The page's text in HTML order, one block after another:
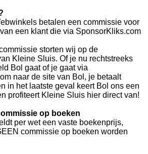
betalen een commissie voor
een klant die via SponsorKliks.com
storten wij op de
Kleine Sluis. Of je nu rechtstreeks
Bol gaat of je gaat via
naar de site van Bol, je betaalt
in het laatste geval keert Bol ons een
profiteert Kleine Sluis hier direct van!
op boeken
per wet een vaste boekenprijs,
commissie op boeken worden